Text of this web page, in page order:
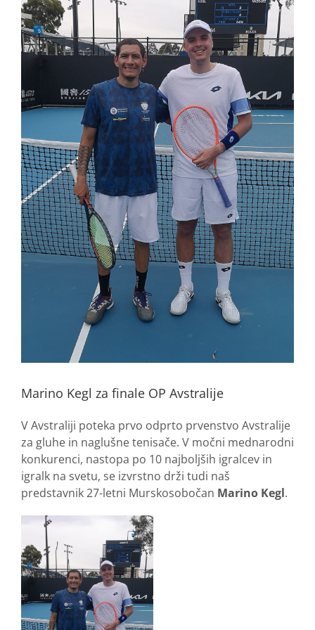
Marino Kegl za finale OP Avstralije
V Avstraliji poteka prvo odprto prvenstvo Avstralije
za gluhe in naglušne tenisače. V močni mednarodni
konkurenci, nastopa po 10 najboljših igralcev in
igralk na svetu, se izvrstno drži tudi naš
predstavnik 27-letni Murskosobočan Marino Kegl.